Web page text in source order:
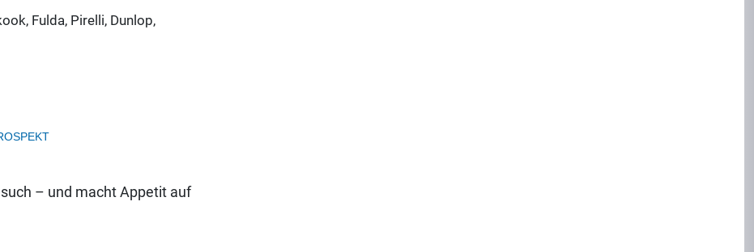
Fulda, Pirelli, Dunlop,
– und macht Appetit auf